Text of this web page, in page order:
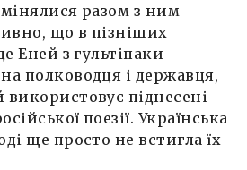
разом з ним
що в пізніших
Еней з гультіпаки
полководця і державця,
піднесені
поезії. Українська
ще просто не встигла їх